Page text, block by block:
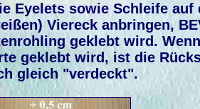
Eyelets sowie Schleife auf
Viereck anbringen,
geklebt wird.
geklebt wird, ist die
gleich "verdeckt".